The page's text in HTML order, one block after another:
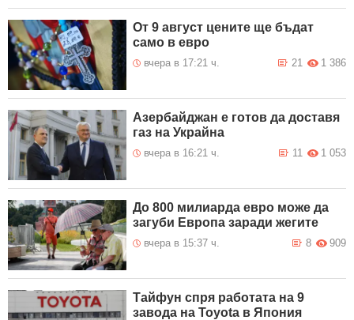
От 9 август цените ще бъдат
само в евро
вчера в 17:21 ч. 1 386
21
Азербайджан е готов да доставя
газ на Украйна
вчера в 16:21 ч. 1 053
11
До 800 милиарда евро може да
загуби Европа заради жегите
вчера в 15:37 ч. 909
8
Тайфун спря работата на 9
завода на Toyota в Япония